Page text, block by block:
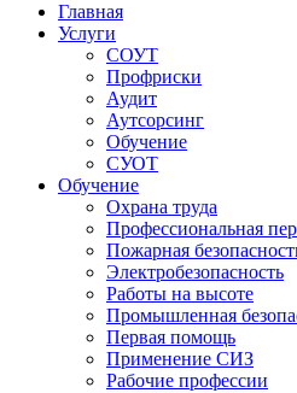
Главная
Услуги
СОУТ
Профриски
Аудит
Аутсорсинг
Обучение
СУОТ
Обучение
Охрана труда
Профессиональная
Пожарная
Электробезопасность
Работы на высоте
Промышленная
Первая помощь
Применение СИЗ
Рабочие профессии